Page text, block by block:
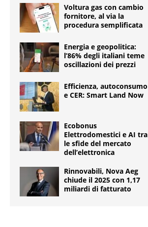
Voltura gas con cambio
fornitore, al via la
procedura semplificata
Energia e geopolitica:
l’86% degli italiani teme
oscillazioni dei prezzi
Efficienza, autoconsumo
e CER: Smart Land Now
Ecobonus
Elettrodomestici e AI tra
le sfide del mercato
dell’elettronica
Rinnovabili, Nova Aeg
chiude il 2025 con 1,17
miliardi di fatturato